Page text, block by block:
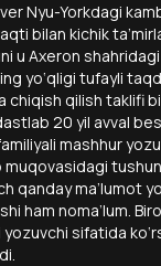
Nyu-Yorkdagi
bilan kichik
u Axeron
yo‘qligi tufayli
qilish taklifi
20 yil avval
mashhur
muqovasidagi
qanday ma’lumot
ham noma’lum.
yozuvchi sifatida